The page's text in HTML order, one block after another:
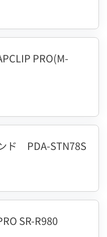
PRO(M-
ド PDA-STN78S
SR-R980